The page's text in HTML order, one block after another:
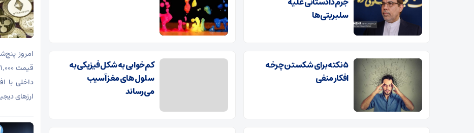
سلبریتی‌ها
۵ نکته برای شکستن چرخه
افکار منفی
کم‌خوابی به شکل فیزیکی به
سلول‌های مغز آسیب
می‌رساند
ارزهای